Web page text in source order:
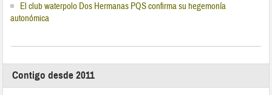
El club waterpolo Dos Hermanas PQS confirma su hegemonía
autonómica
Contigo desde 2011